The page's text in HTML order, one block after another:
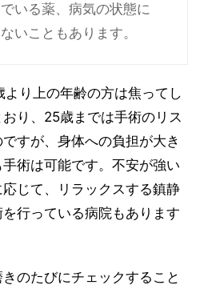
いる薬、病気の状態に
いこともあります。
り上の年齢の方は焦ってし
り、25歳までは手術のリス
すが、身体への負担が大き
術は可能です。不安が強い
じて、リラックスする鎮静
行っている病院もあります
のたびにチェックすること